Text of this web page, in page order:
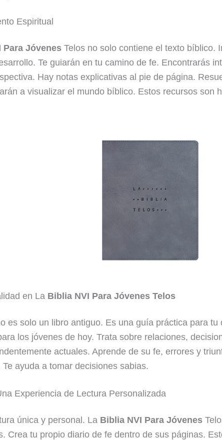
Espiritual
Para Jóvenes Telos no solo contiene el texto bíblico.
Te guiarán en tu camino de fe. Encontrarás
Hay notas explicativas al pie de página.
a visualizar el mundo bíblico. Estos recursos son
en La Biblia NVI Para Jóvenes Telos
es solo un libro antiguo. Es una guía práctica para
los jóvenes de hoy. Trata sobre relaciones,
actuales. Aprende de su fe, errores y
ayuda a tomar decisiones sabias.
Experiencia de Lectura Personalizada
única y personal. La Biblia NVI Para Jóvenes
Crea tu propio diario de fe dentro de sus páginas.